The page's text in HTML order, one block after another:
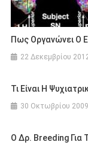
Πως Οργανώνει Ο
22 Δεκεμβρίου
Τι Είναι Η
30 Οκτωβρίου 2009
Ο Δρ. Breeding Για